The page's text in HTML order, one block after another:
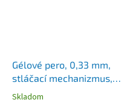
Gélové pero, 0,33 mm,
stláčací mechanizmus,
pruhované telo, ZEBRA
Skladom